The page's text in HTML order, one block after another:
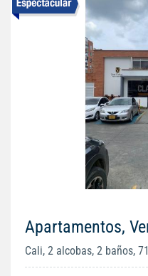
Apartamentos,
Cali, 2 alcobas, 2 baños,